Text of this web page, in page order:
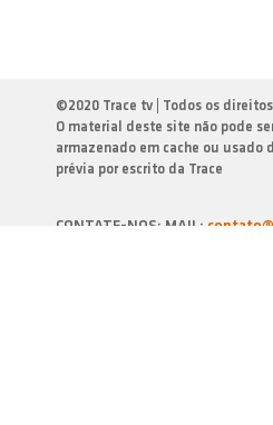
©2020 Trace tv | Todos os
O material deste site não pode
armazenado em cache ou usado
prévia por escrito da Trace
CONTATE-NOS: MAIL: